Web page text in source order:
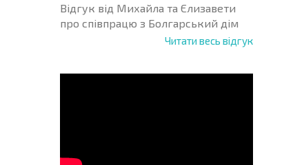
Відгук від Михайла та Єлизавети
про співпрацю з Болгарський дім
Читати весь відгук